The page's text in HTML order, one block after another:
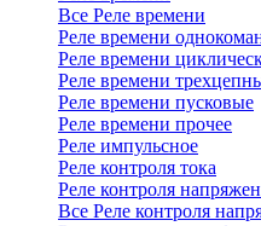
Все Реле времени
Реле времени
Реле времени
Реле времени
Реле времени пусковые
Реле времени прочее
Реле импульсное
Реле контроля тока
Реле контроля
Все Реле контроля